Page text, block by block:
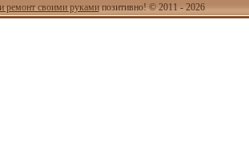
ремонт своими рукамипозитивно! © 2011 - 2026